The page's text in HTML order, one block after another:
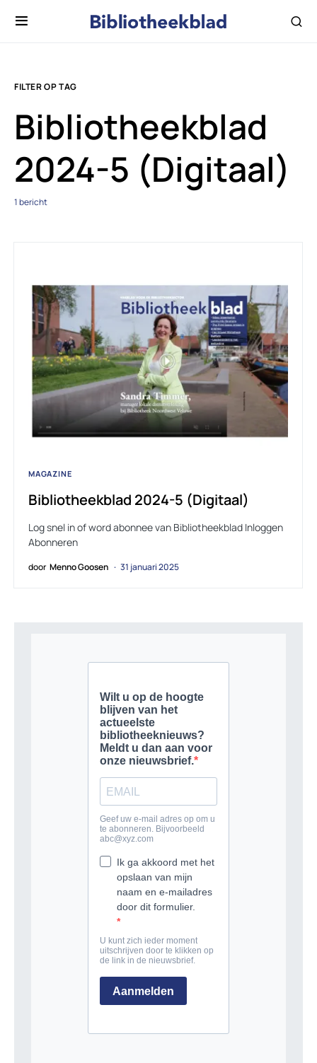
FILTER OP TAG
Bibliotheekblad
2024-5 (Digitaal)
1 bericht
MAGAZINE
Bibliotheekblad 2024-5 (Digitaal)
Log snel in of word abonnee van Bibliotheekblad Inloggen
Abonneren
door Menno Goosen 31 januari 2025